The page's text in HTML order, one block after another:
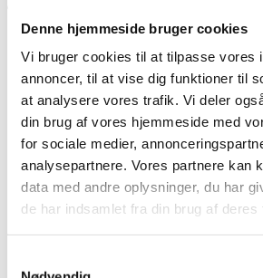
Denne hjemmeside bruger cookies
Vi bruger cookies til at tilpasse vores
annoncer, til at vise dig funktioner til
at analysere vores trafik. Vi deler
din brug af vores hjemmeside med
for sociale medier,
analysepartnere. Vores partnere kan
data med andre oplysninger, du har
de har indsamlet fra din brug af deres